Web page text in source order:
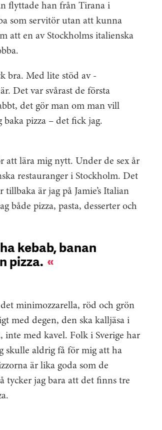
flyttade han från Tirana i
som servitör utan att kunna
att en av Stockholms italienska
bra. Med lite stöd av
Det var svårast de första
det gör man om man vill
pizza – det fick jag.
att lära mig nytt. Under de sex år
restauranger i Stockholm. Det
är jag på Jamie’s Italian
både pizza, pasta, ­desserter och
kebab, banan
pizza.
minimozzarella, röd och grön
med degen, den ska kalljäsa i
inte med kavel. Folk i Sverige har
skulle aldrig få för mig att ha
är lika goda som de
tycker jag bara att det finns tre